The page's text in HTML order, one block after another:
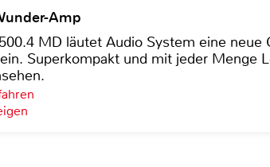
Amp
MD läutet Audio System eine neue
Superkompakt und mit jeder Menge